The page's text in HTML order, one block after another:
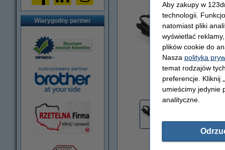
Wiarygodny partner
powiększ
Aby zakupy w
technologii.
natomiast pliki
wyświetlać
plików cookie do
Nasza polityka
temat rodzajów
preferencje. Kliknij
umieścimy jedynie
analityczne.